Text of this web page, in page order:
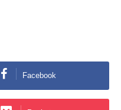
Facebook